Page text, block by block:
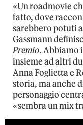
«Un roadmovie
fatto, dove
sarebbero potuti
Gassmann
Premio. Abbiamo
insieme ad altri
Anna Foglietta e
storia, ma anche
personaggio
«sembra un mix